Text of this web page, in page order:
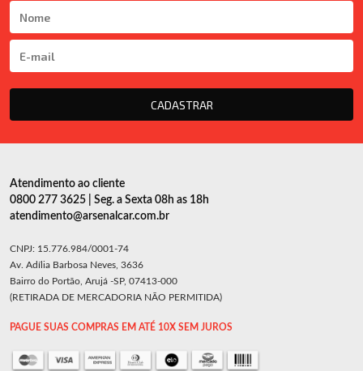
CADASTRAR
Atendimento ao cliente
0800 277 3625 | Seg. a Sexta 08h as 18h
atendimento@arsenalcar.com.br
CNPJ: 15.776.984/0001-74
Av. Adília Barbosa Neves, 3636
Bairro do Portão, Arujá -SP, 07413-000
(RETIRADA DE MERCADORIA NÃO PERMITIDA)
PAGUE SUAS COMPRAS EM ATÉ 10X SEM JUROS